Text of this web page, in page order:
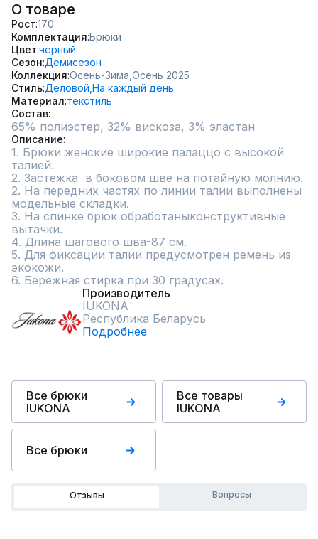
О товаре
Рост 170
Комплектация Брюки
Цвет черный
Сезон Демисезон
Коллекция Осень-Зима, Осень 2025
Стиль Деловой, На каждый день
Материал текстиль
Состав
Описание
1. Брюки женские широкие палаццо с высокой
талией.
2. Застежка  в боковом шве на потайную молнию.
2. На передних частях по линии талии выполнены
модельные складки.
3. На спинке брюк обработаныконструктивные
вытачки.
4. Длина шагового шва-87 см.
5. Для фиксации талии предусмотрен ремень из
экокожи.
6. Бережная стирка при 30 градусах.
Производитель
IUKONA
Республика Беларусь
Подробнее
Все брюки
IUKONA
Все товары
IUKONA
Все брюки
Отзывы Вопросы